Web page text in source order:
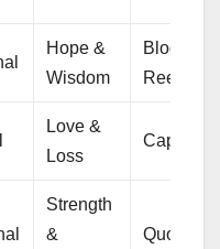
Hope &
Wisdom
Blogs,
Reels
Love &
Loss
Captions
Strength
&
Quotes